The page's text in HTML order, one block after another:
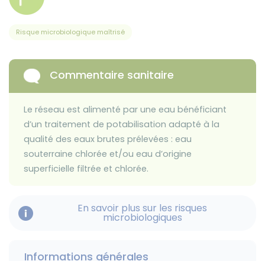
Risque microbiologique maîtrisé
Commentaire sanitaire
Le réseau est alimenté par une eau bénéficiant
d’un traitement de potabilisation adapté à la
qualité des eaux brutes prélevées : eau
souterraine chlorée et/ou eau d’origine
superficielle filtrée et chlorée.
En savoir plus sur les risques
microbiologiques
Informations générales